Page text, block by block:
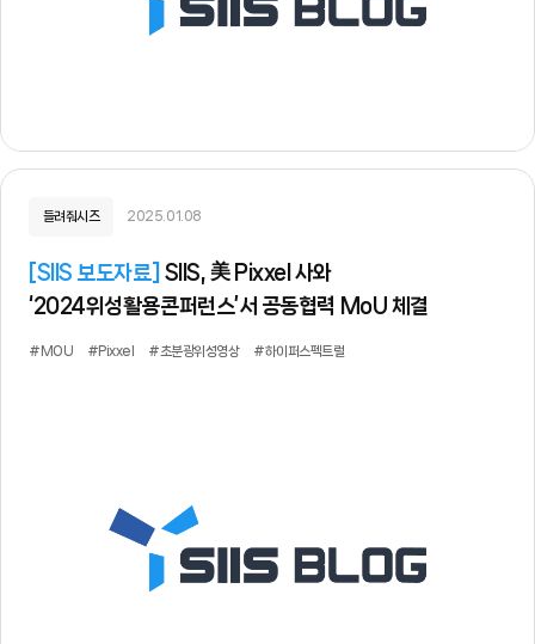
들려줘시즈 2025.01.08
SIIS 보도자료
‘2024위성활용콘퍼런스’서 공동협력 MoU 체결
#MOU #Pixxel #초분광위성영상 #하이퍼스펙트럴